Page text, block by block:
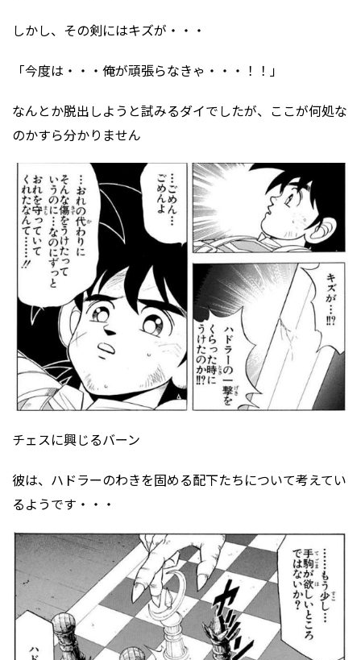
しかし、その剣にはキズが・・・
「今度は・・・俺が頑張らなきゃ・・・！！」
なんとか脱出しようと試みるダイでしたが、ここが何処な
のかすら分かりません
チェスに興じるバーン
彼は、ハドラーのわきを固める配下たちについて考えてい
るようです・・・